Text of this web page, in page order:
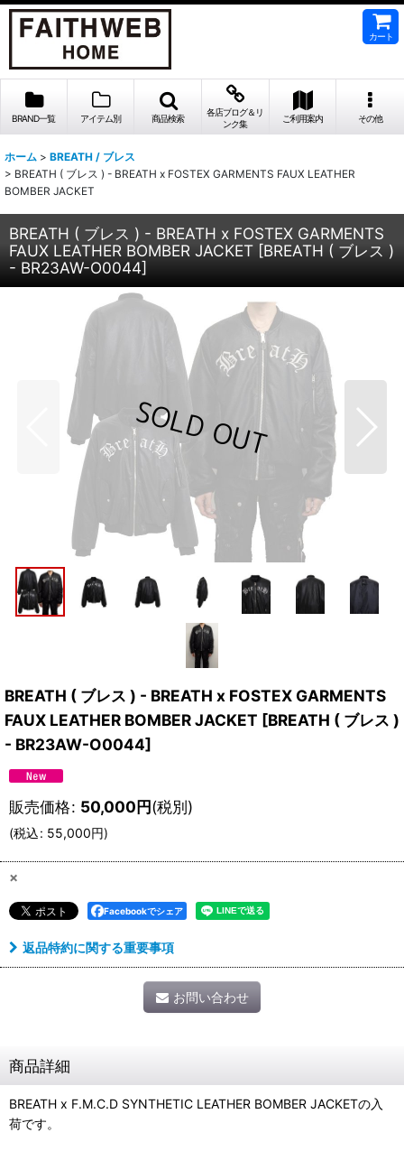
カート
BRAND一覧 アイテム別 商品検索
各店ブログ＆リ
ンク集
ご利用案内 その他
ホーム > BREATH / ブレス
> BREATH ( ブレス ) - BREATH x FOSTEX GARMENTS FAUX LEATHER
BOMBER JACKET
BREATH ( ブレス ) - BREATH x FOSTEX GARMENTS
FAUX LEATHER BOMBER JACKET [BREATH ( ブレス )
- BR23AW-O0044]
BREATH ( ブレス ) - BREATH x FOSTEX GARMENTS
FAUX LEATHER BOMBER JACKET [BREATH ( ブレス )
- BR23AW-O0044]
販売価格: 50,000円(税別)
(税込: 55,000円)
×
Facebookでシェア
返品特約に関する重要事項
お問い合わせ
商品詳細
BREATH x F.M.C.D SYNTHETIC LEATHER BOMBER JACKETの入
荷です。